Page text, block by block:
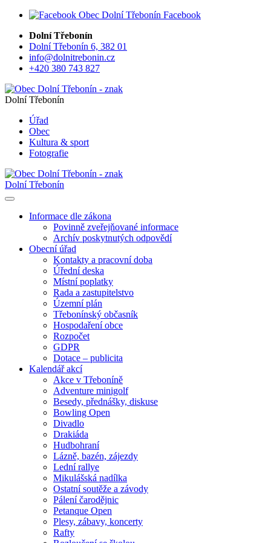
Facebook
Dolní Třebonín
Dolní Třebonín 6, 382 01
info@dolnitrebonin.cz
+420 380 743 827
Dolní Třebonín
Úřad
Obec
Kultura & sport
Fotografie
Dolní Třebonín
Informace dle zákona
Povinně zveřejňované informace
Archív poskytnutých odpovědí
Obecní úřad
Kontakty a pracovní doba
Úřední deska
Místní poplatky
Rada a zastupitelstvo
Územní plán
Třebonínský občasník
Hospodaření obce
Rozpočet
GDPR
Dotace – publicita
Kalendář akcí
Akce v Třeboníně
Adventure minigolf
Besedy, přednášky, diskuse
Bowling Open
Divadlo
Drakiáda
Hudbohraní
Lázně, bazén, zájezdy
Lední rallye
Mikulášská nadílka
Ostatní soutěže a závody
Pálení čarodějnic
Petanque Open
Plesy, zábavy, koncerty
Rafty